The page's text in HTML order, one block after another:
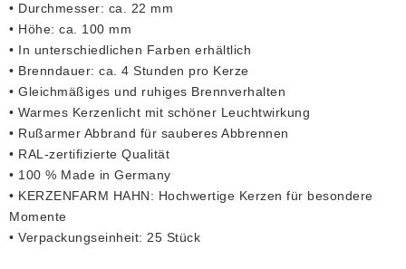
• Durchmesser: ca. 22 mm
• Höhe: ca. 100 mm
• In unterschiedlichen Farben erhältlich
• Brenndauer: ca. 4 Stunden pro Kerze
• Gleichmäßiges und ruhiges Brennverhalten
• Warmes Kerzenlicht mit schöner Leuchtwirkung
• Rußarmer Abbrand für sauberes Abbrennen
• RAL-zertifizierte Qualität
• 100 % Made in Germany
• KERZENFARM HAHN: Hochwertige Kerzen für besondere
Momente
• Verpackungseinheit: 25 Stück